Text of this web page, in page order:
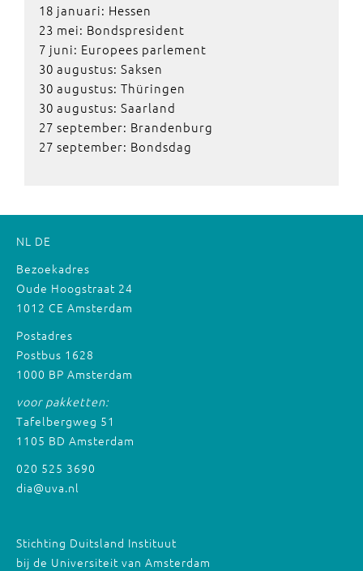
18 januari: Hessen
23 mei: Bondspresident
7 juni: Europees parlement
30 augustus: Saksen
30 augustus: Thüringen
30 augustus: Saarland
27 september: Brandenburg
27 september: Bondsdag
NL DE
Bezoekadres
Oude Hoogstraat 24
1012 CE Amsterdam
Postadres
Postbus 1628
1000 BP Amsterdam
voor pakketten:
Tafelbergweg 51
1105 BD Amsterdam
020 525 3690
dia@uva.nl
Stichting Duitsland Instituut
bij de Universiteit van Amsterdam